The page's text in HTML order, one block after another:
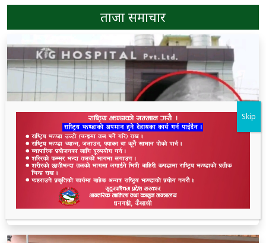
ताजा समाचार
धनगढीको के जी अस्पतालमा मृत्यु प्रकरण: २२ लाखमा
केस रफादफा
Skip